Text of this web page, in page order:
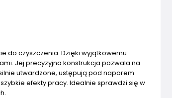
do czyszczenia. Dzięki wyjątkowemu
Jej precyzyjna konstrukcja pozwala na
utwardzone, ustępują pod naporem
efekty pracy. Idealnie sprawdzi się w